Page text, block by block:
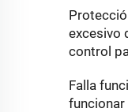
excesivo
control
Falla
funcionar